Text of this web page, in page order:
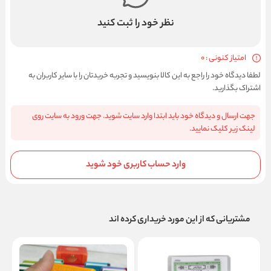
نظر خود را ثبت کنید
امتیاز کنونی : 0
لطفا دیدگاه خود را راجع به این کالا بنویسید و تجربه خریدتان را با سایر کاربران به
اشتراک بگذارید.
جهت ارسال و دیدگاه خود باید ابتدا وارد سایت شوید. جهت ورود به سایت روی
لینک زیر کلیک نمایید.
وارد حساب کاربری خود شوید
مشتریانی که از این مورد خریداری کرده اند